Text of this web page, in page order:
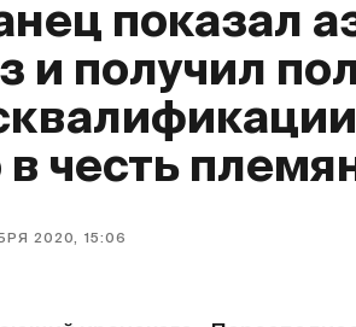
показал
и получил
в честь
2020, 15:06